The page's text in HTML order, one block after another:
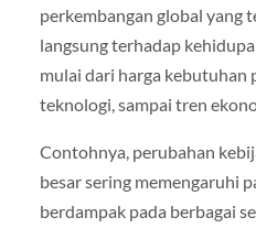
perkembangan global yang
langsung terhadap
mulai dari harga kebutuhan
teknologi, sampai tren
Contohnya, perubahan
besar sering memengaruhi
berdampak pada berbagai